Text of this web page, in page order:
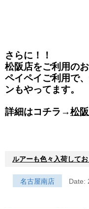
さらに！！
松阪店をご利用の
ペイペイご利用で
ンもやってます。
詳細はコチラ→松
ルアーも色々入荷してお
名古屋南店 Date: